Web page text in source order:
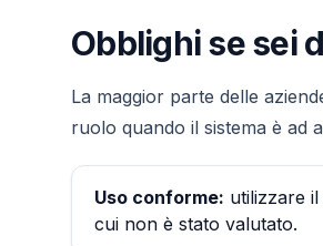
Obblighi se sei
La maggior parte delle
ruolo quando il sistema è ad
Uso conforme: utilizzare
cui non è stato valutato.